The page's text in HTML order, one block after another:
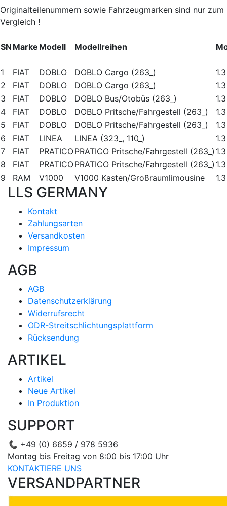
Originalteilenummern sowie Fahrzeugmarken sind nur zum
Vergleich !
SN Marke Modell Modellreihen
1 FIAT DOBLO DOBLO Cargo (263_)
2
FIAT DOBLO DOBLO Cargo (263_)
3
FIAT DOBLO DOBLO Bus/Otobüs (263_)
4
FIAT DOBLO DOBLO Pritsche/Fahrgestell (263_)
5
FIAT DOBLO DOBLO Pritsche/Fahrgestell (263_)
6
FIAT LINEA LINEA (323_, 110_)
7
FIAT PRATICOPRATICO Pritsche/Fahrgestell (263_)
8
FIAT PRATICOPRATICO Pritsche/Fahrgestell (263_)
9
RAM V1000 V1000 Kasten/Großraumlimousine 1.3
LLS GERMANY
Kontakt
Zahlungsarten
Versandkosten
Impressum
AGB
AGB
Datenschutzerklärung
Widerrufsrecht
ODR-Streitschlichtungsplattform
Rücksendung
ARTIKEL
Artikel
Neue Artikel
In Produktion
SUPPORT
📞 +49 (0) 6659 / 978 5936
Montag bis Freitag von 8:00 bis 17:00 Uhr
KONTAKTIERE UNS
VERSANDPARTNER